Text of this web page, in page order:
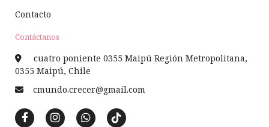
Contacto
Contáctanos
cuatro poniente 0355 Maipú Región Metropolitana,
0355 Maipú, Chile
cmundo.crecer@gmail.com